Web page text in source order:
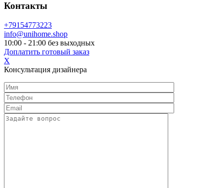
Контакты
+79154773223
info@unihome.shop
10:00 - 21:00 без выходных
Доплатить готовый заказ
X
Консультация дизайнера